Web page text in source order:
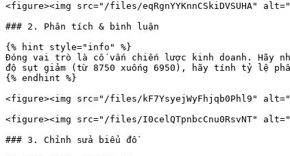
<figure><img src="/files/eqRgnYYKnnCSkiDVSUHA"
### 2. Phân tích & bình luận
{% hint style="info" %}
Đóng vai trò là cố vấn chiến lược kinh doanh. Hãy
độ sụt giảm (từ 8750 xuống 6950), hãy tính tỷ lệ
{% endhint %}
<figure><img src="/files/kF7YsyejWyFhjqb0Phl9"
<figure><img src="/files/I0celQTpnbcCnu0RsvNT"
### 3. Chỉnh sửa biểu đồ